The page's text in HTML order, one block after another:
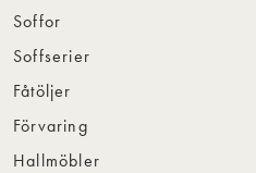
Soffor
Soffserier
Fåtöljer
Förvaring
Hallmöbler